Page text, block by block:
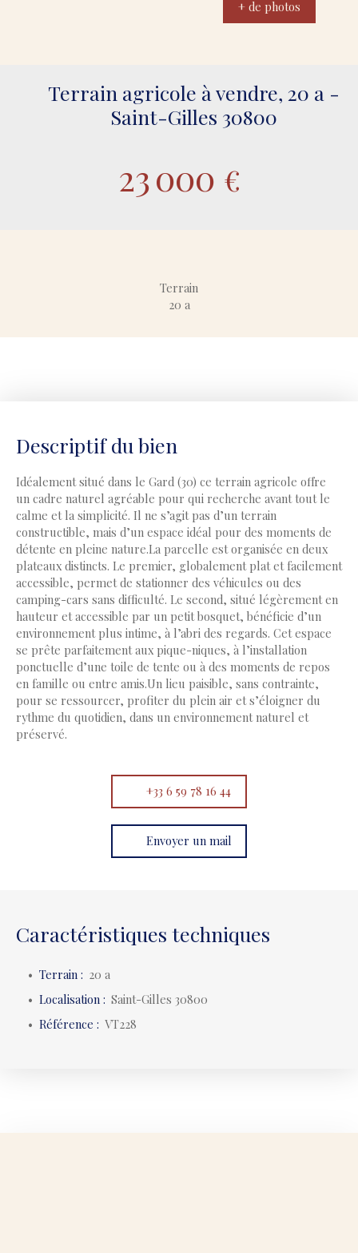
+ de photos
Terrain agricole à vendre, 20 a -
Saint-Gilles 30800
23 000 €
Terrain
20 a
Descriptif du bien
Idéalement situé dans le Gard (30) ce terrain agricole offre
un cadre naturel agréable pour qui recherche avant tout le
calme et la simplicité. Il ne s’agit pas d’un terrain
constructible, mais d’un espace idéal pour des moments de
détente en pleine nature.La parcelle est organisée en deux
plateaux distincts. Le premier, globalement plat et facilement
accessible, permet de stationner des véhicules ou des
camping-cars sans difficulté. Le second, situé légèrement en
hauteur et accessible par un petit bosquet, bénéficie d’un
environnement plus intime, à l’abri des regards. Cet espace
se prête parfaitement aux pique-niques, à l’installation
ponctuelle d’une toile de tente ou à des moments de repos
en famille ou entre amis.Un lieu paisible, sans contrainte,
pour se ressourcer, profiter du plein air et s’éloigner du
rythme du quotidien, dans un environnement naturel et
préservé.
+33 6 59 78 16 44
Envoyer un mail
Caractéristiques techniques
Terrain : 20 a
Localisation : Saint-Gilles 30800
Référence : VT228